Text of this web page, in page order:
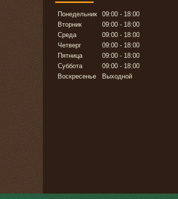
Понедельник 09:00
18:00
Вторник
09:00
18:00
Среда
09:00
18:00
Четверг
09:00
18:00
Пятница
09:00
18:00
Суббота
09:00
18:00
Воскресенье
Выходной